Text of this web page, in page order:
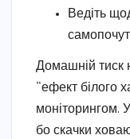
Ведіть
Домашній тиск
“ефект білого
моніторингом.
бо скачки